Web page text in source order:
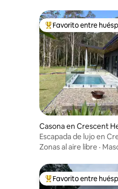
Favorito entre los
Favorito entre
Casona en Crescent
Escapada de lujo en
Zonas al aire libre ·
Favorito entre los
Favorito entre